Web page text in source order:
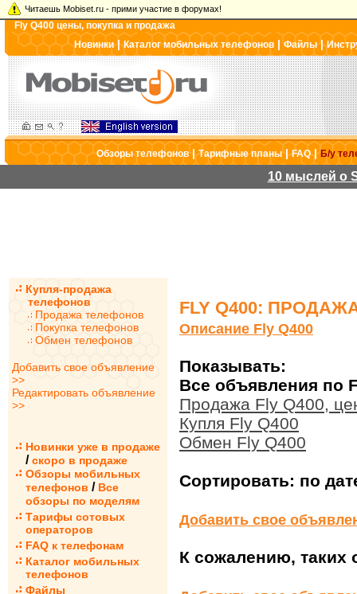
Читаешь Mobiset.ru - прими участие в форумах!
Fly Q400 цены, покупка и продажа
Новинки|Каталог мобильных телефонов |Файлы|
Обзоры телефонов|Тарифные планы|FAQ|Б/у
10 мыслей о
Купля-продажа
телефонов
Продажа телефонов
Покупка телефонов
Обмен телефонов
Добавить свое объявление
>>
Редактировать объявление
>>
Новинки уже в продаже
/ скоро в продаже
Обзоры мобильных
телефонов / Все
обзоры по моделям
Тарифы сотовых
операторов
FAQ к телефонам
Каталог мобильных
телефонов
Файлы
FLY Q400:
Описание Fly Q400
Показывать:
Все объявления по
Продажа Fly Q400,
Купля Fly Q400
Обмен Fly Q400
Сортировать: по
Добавить свое
К сожалению, таких